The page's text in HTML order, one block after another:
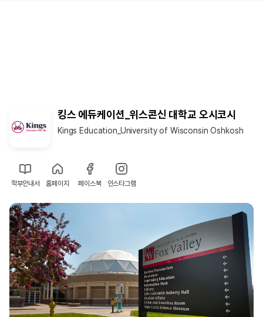
킹스 에듀케이션_위스콘신 대학교 오시코시
Kings Education_University of Wisconsin Oshkosh
학부안내서 홈페이지 페이스북 인스타그램